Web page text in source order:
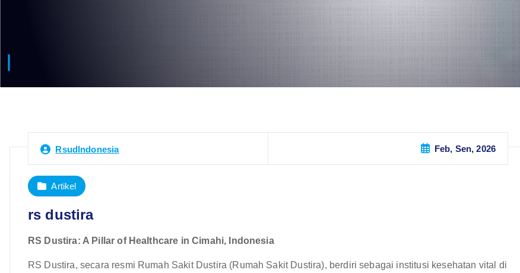
RsudIndonesia Feb, Sen, 2026
Artikel
rs dustira
RS Dustira: A Pillar of Healthcare in Cimahi, Indonesia
RS Dustira, secara resmi Rumah Sakit Dustira (Rumah Sakit Dustira), berdiri sebagai institusi kesehatan vital di